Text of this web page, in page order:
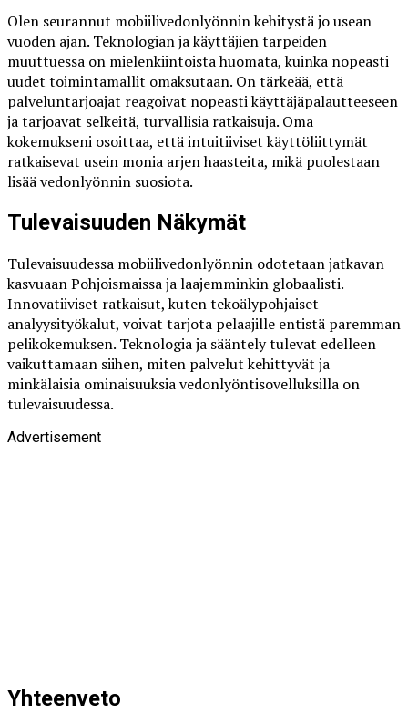
Olen seurannut mobiilivedonlyönnin kehitystä jo usean
vuoden ajan. Teknologian ja käyttäjien tarpeiden
muuttuessa on mielenkiintoista huomata, kuinka nopeasti
uudet toimintamallit omaksutaan. On tärkeää, että
palveluntarjoajat reagoivat nopeasti käyttäjäpalautteeseen
ja tarjoavat selkeitä, turvallisia ratkaisuja. Oma
kokemukseni osoittaa, että intuitiiviset käyttöliittymät
ratkaisevat usein monia arjen haasteita, mikä puolestaan
lisää vedonlyönnin suosiota.
Tulevaisuuden Näkymät
Tulevaisuudessa mobiilivedonlyönnin odotetaan jatkavan
kasvuaan Pohjoismaissa ja laajemminkin globaalisti.
Innovatiiviset ratkaisut, kuten tekoälypohjaiset
analyysityökalut, voivat tarjota pelaajille entistä paremman
pelikokemuksen. Teknologia ja sääntely tulevat edelleen
vaikuttamaan siihen, miten palvelut kehittyvät ja
minkälaisia ominaisuuksia vedonlyöntisovelluksilla on
tulevaisuudessa.
Advertisement
Yhteenveto